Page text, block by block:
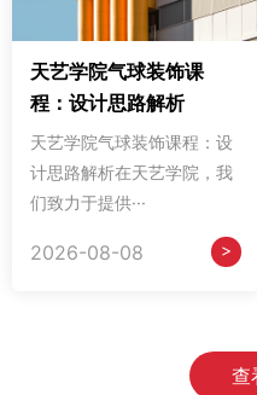
天艺学院气球装饰课
程：设计思路解析
天艺学院气球装饰课程：设
计思路解析在天艺学院，我
们致力于提供···
2026-08-08 >
查